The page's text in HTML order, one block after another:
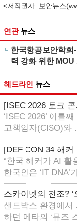
<저작권자: 보안뉴스(
연관 뉴스
한국항공보안학회
력 강화 위한 MOU
헤드라인 뉴스
[ISEC 2026 토크
‘ISEC 2026’ 이틀
고책임자(CISO)와
[DEF CON 34 해
“한국 해커가 AI 활
한국인은 ‘IT DNA’
스카이넷의 전조?
샌드박스 환경에서
하던 메타의 ‘뮤즈